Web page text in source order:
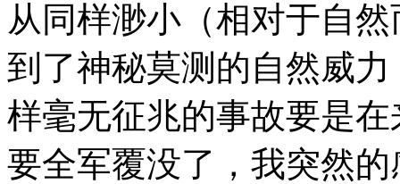
从同样渺小（相对于自
到了神秘莫测的自然威
样毫无征兆的事故要是
要全军覆没了，我突然